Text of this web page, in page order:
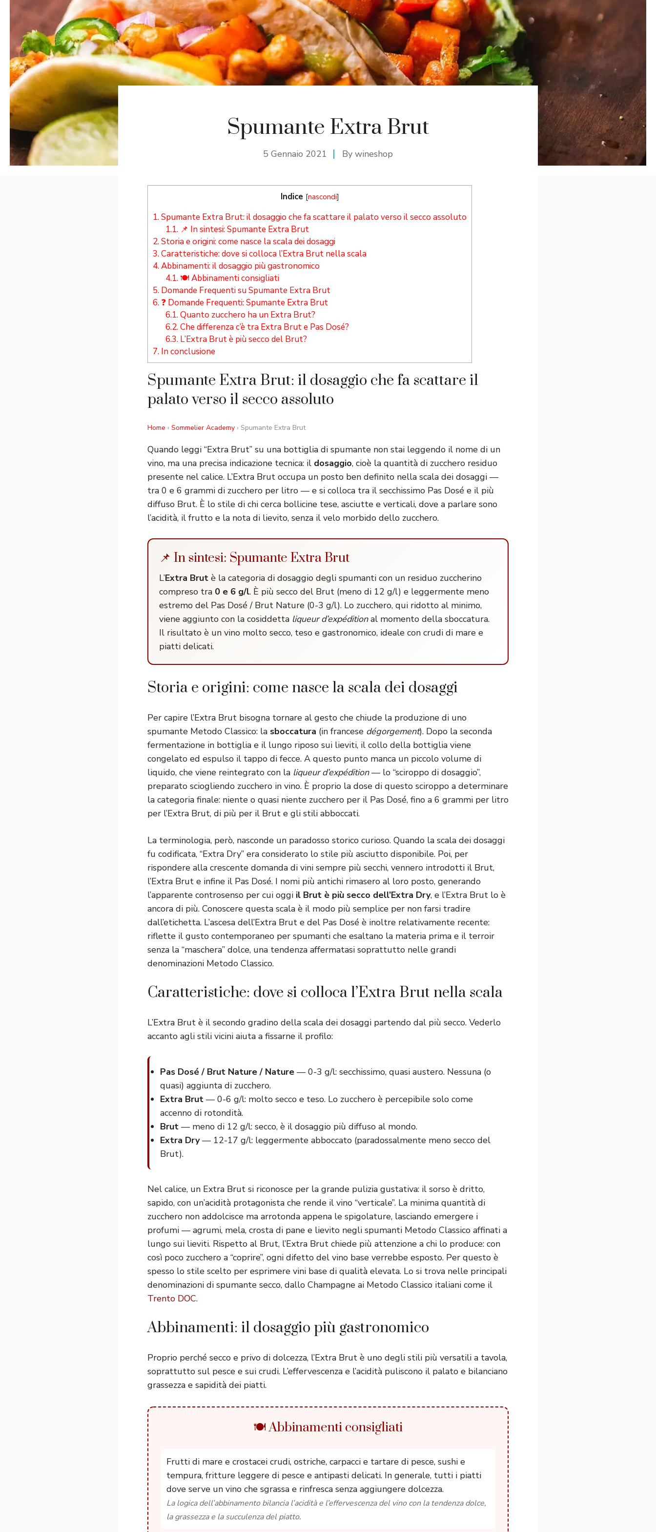
Spumante Extra Brut
5 Gennaio 2021 By wineshop
Indice [nascondi]
1.Spumante Extra Brut: il dosaggio che fa scattare il palato verso il secco assoluto
1.1.📌 In sintesi: Spumante Extra Brut
2.Storia e origini: come nasce la scala dei dosaggi
3.Caratteristiche: dove si colloca l’Extra Brut nella scala
4.Abbinamenti: il dosaggio più gastronomico
4.1.🍽️ Abbinamenti consigliati
5. Domande Frequenti su Spumante Extra Brut
6. ❓ Domande Frequenti: Spumante Extra Brut
6.1.Quanto zucchero ha un Extra Brut?
6.2.Che differenza c’è tra Extra Brut e Pas Dosé?
6.3.L’Extra Brut è più secco del Brut?
7. In conclusione
Spumante Extra Brut: il dosaggio che fa scattare il
palato verso il secco assoluto
Home › Sommelier Academy › Spumante Extra Brut
Quando leggi “Extra Brut” su una bottiglia di spumante non stai leggendo il nome di un
vino, ma una precisa indicazione tecnica: il dosaggio, cioè la quantità di zucchero residuo
presente nel calice. L’Extra Brut occupa un posto ben definito nella scala dei dosaggi —
tra 0 e 6 grammi di zucchero per litro — e si colloca tra il secchissimo Pas Dosé e il più
diffuso Brut. È lo stile di chi cerca bollicine tese, asciutte e verticali, dove a parlare sono
l’acidità, il frutto e la nota di lievito, senza il velo morbido dello zucchero.
📌 In sintesi: Spumante Extra Brut
L’Extra Brut è la categoria di dosaggio degli spumanti con un residuo zuccherino
compreso tra 0 e 6 g/l. È più secco del Brut (meno di 12 g/l) e leggermente meno
estremo del Pas Dosé / Brut Nature (0-3 g/l). Lo zucchero, qui ridotto al minimo,
viene aggiunto con la cosiddetta liqueur d’expéditional momento della sboccatura.
Il risultato è un vino molto secco, teso e gastronomico, ideale con crudi di mare e
piatti delicati.
Storia e origini: come nasce la scala dei dosaggi
Per capire l’Extra Brut bisogna tornare al gesto che chiude la produzione di uno
spumante Metodo Classico: la sboccatura (in francese dégorgement). Dopo la seconda
fermentazione in bottiglia e il lungo riposo sui lieviti, il collo della bottiglia viene
congelato ed espulso il tappo di fecce. A questo punto manca un piccolo volume di
liquido, che viene reintegrato con la liqueur d’expédition— lo “sciroppo di dosaggio”,
preparato sciogliendo zucchero in vino. È proprio la dose di questo sciroppo a determinare
la categoria finale: niente o quasi niente zucchero per il Pas Dosé, fino a 6 grammi per litro
per l’Extra Brut, di più per il Brut e gli stili abboccati.
La terminologia, però, nasconde un paradosso storico curioso. Quando la scala dei dosaggi
fu codificata, “Extra Dry” era considerato lo stile più asciutto disponibile. Poi, per
rispondere alla crescente domanda di vini sempre più secchi, vennero introdotti il Brut,
l’Extra Brut e infine il Pas Dosé. I nomi più antichi rimasero al loro posto, generando
l’apparente controsenso per cui oggi il Brut è più secco dell’Extra Dry, e l’Extra Brut lo è
ancora di più. Conoscere questa scala è il modo più semplice per non farsi tradire
dall’etichetta. L’ascesa dell’Extra Brut e del Pas Dosé è inoltre relativamente recente:
riflette il gusto contemporaneo per spumanti che esaltano la materia prima e il terroir
senza la “maschera” dolce, una tendenza affermatasi soprattutto nelle grandi
denominazioni Metodo Classico.
Caratteristiche: dove si colloca l’Extra Brut nella scala
L’Extra Brut è il secondo gradino della scala dei dosaggi partendo dal più secco. Vederlo
accanto agli stili vicini aiuta a fissarne il profilo:
Pas Dosé / Brut Nature / Nature — 0-3 g/l: secchissimo, quasi austero. Nessuna (o
quasi) aggiunta di zucchero.
Extra Brut — 0-6 g/l: molto secco e teso. Lo zucchero è percepibile solo come
accenno di rotondità.
Brut — meno di 12 g/l: secco, è il dosaggio più diffuso al mondo.
Extra Dry— 12-17 g/l: leggermente abboccato (paradossalmente meno secco del
Brut).
Nel calice, un Extra Brut si riconosce per la grande pulizia gustativa: il sorso è dritto,
sapido, con un’acidità protagonista che rende il vino “verticale”. La minima quantità di
zucchero non addolcisce ma arrotonda appena le spigolature, lasciando emergere i
profumi — agrumi, mela, crosta di pane e lievito negli spumanti Metodo Classico affinati a
lungo sui lieviti. Rispetto al Brut, l’Extra Brut chiede più attenzione a chi lo produce: con
così poco zucchero a “coprire”, ogni difetto del vino base verrebbe esposto. Per questo è
spesso lo stile scelto per esprimere vini base di qualità elevata. Lo si trova nelle principali
denominazioni di spumante secco, dallo Champagne ai Metodo Classico italiani come il
Trento DOC.
Abbinamenti: il dosaggio più gastronomico
Proprio perché secco e privo di dolcezza, l’Extra Brut è uno degli stili più versatili a tavola,
soprattutto sul pesce e sui crudi. L’effervescenza e l’acidità puliscono il palato e bilanciano
grassezza e sapidità dei piatti.
🍽️ Abbinamenti consigliati
Frutti di mare e crostacei crudi, ostriche, carpacci e tartare di pesce, sushi e
tempura, fritture leggere di pesce e antipasti delicati. In generale, tutti i piatti
dove serve un vino che sgrassa e rinfresca senza aggiungere dolcezza.
La logica dell’abbinamento bilancia l’acidità e l’effervescenza del vino con la tendenza dolce,
la grassezza e la succulenza del piatto.